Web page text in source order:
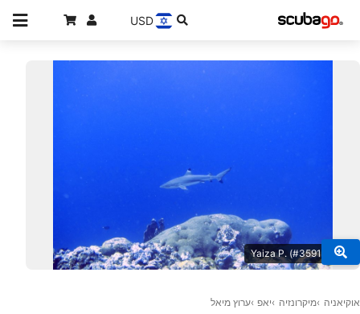
USD
© Yaiza P. (#3591290)
אוקיאניה מיקרונזיה יאפ ערוץ מיאל